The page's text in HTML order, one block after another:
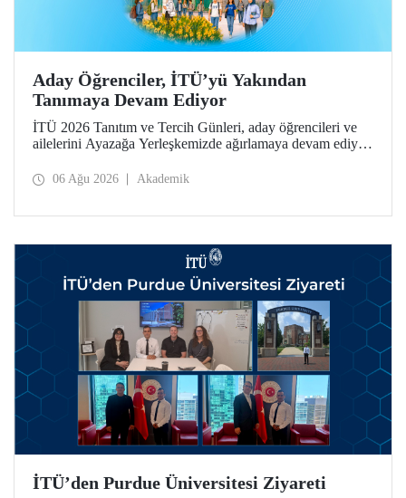
Aday Öğrenciler, İTÜ’yü Yakından
Tanımaya Devam Ediyor
İTÜ 2026 Tanıtım ve Tercih Günleri, aday öğrencileri ve
ailelerini Ayazağa Yerleşkemizde ağırlamaya devam ediyor.
ilgili fakülte ve birimler adaylara bilgi vermeye devam
06 Ağu 2026 Akademik
İTÜ’den Purdue Üniversitesi Ziyareti